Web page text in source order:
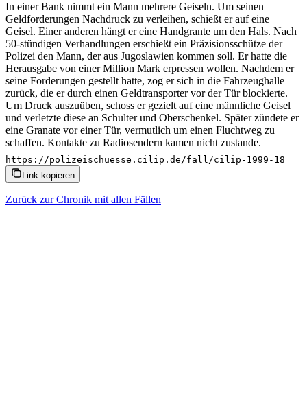
In einer Bank nimmt ein Mann mehrere Geiseln. Um seinen
Geldforderungen Nachdruck zu verleihen, schießt er auf eine
Geisel. Einer anderen hängt er eine Handgrante um den Hals. Nach
50-stündigen Verhandlungen erschießt ein Präzisionsschütze der
Polizei den Mann, der aus Jugoslawien kommen soll. Er hatte die
Herausgabe von einer Million Mark erpressen wollen. Nachdem er
seine Forderungen gestellt hatte, zog er sich in die Fahrzeughalle
zurück, die er durch einen Geldtransporter vor der Tür blockierte.
Um Druck auszuüben, schoss er gezielt auf eine männliche Geisel
und verletzte diese an Schulter und Oberschenkel. Später zündete er
eine Granate vor einer Tür, vermutlich um einen Fluchtweg zu
schaffen. Kontakte zu Radiosendern kamen nicht zustande.
https://polizeischuesse.cilip.de/fall/cilip-1999-18
Link kopieren
Zurück zur Chronik mit allen Fällen